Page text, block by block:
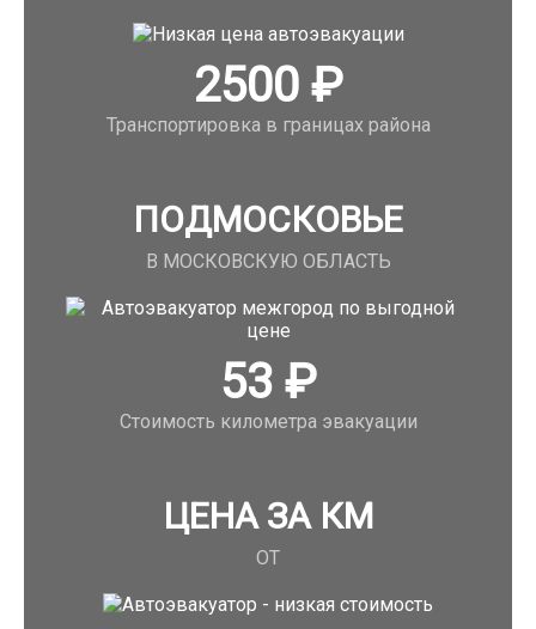
2500₽
Транспортировка в границах района
ПОДМОСКОВЬЕ
В МОСКОВСКУЮ ОБЛАСТЬ
53₽
Стоимость километра эвакуации
ЦЕНА ЗА КМ
ОТ